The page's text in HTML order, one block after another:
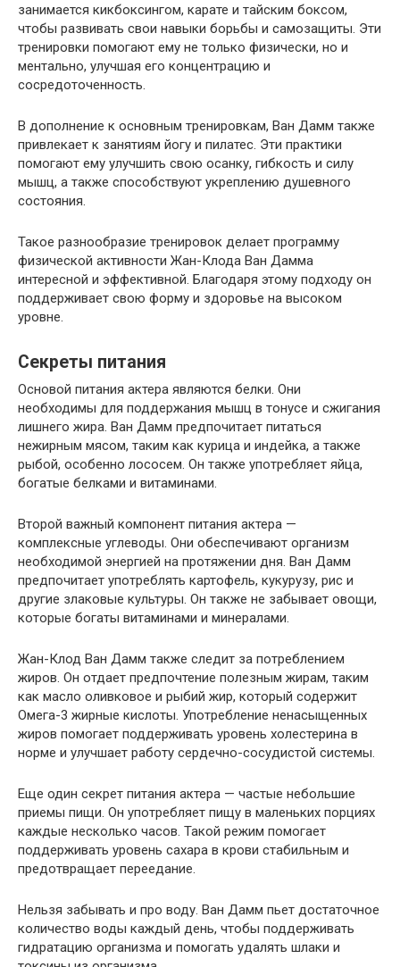
занимается кикбоксингом, карате и тайским боксом,
чтобы развивать свои навыки борьбы и самозащиты. Эти
тренировки помогают ему не только физически, но и
ментально, улучшая его концентрацию и
сосредоточенность.
В дополнение к основным тренировкам, Ван Дамм также
привлекает к занятиям йогу и пилатес. Эти практики
помогают ему улучшить свою осанку, гибкость и силу
мышц, а также способствуют укреплению душевного
состояния.
Такое разнообразие тренировок делает программу
физической активности Жан-Клода Ван Дамма
интересной и эффективной. Благодаря этому подходу он
поддерживает свою форму и здоровье на высоком
уровне.
Секреты питания
Основой питания актера являются белки. Они
необходимы для поддержания мышц в тонусе и сжигания
лишнего жира. Ван Дамм предпочитает питаться
нежирным мясом, таким как курица и индейка, а также
рыбой, особенно лососем. Он также употребляет яйца,
богатые белками и витаминами.
Второй важный компонент питания актера —
комплексные углеводы. Они обеспечивают организм
необходимой энергией на протяжении дня. Ван Дамм
предпочитает употреблять картофель, кукурузу, рис и
другие злаковые культуры. Он также не забывает овощи,
которые богаты витаминами и минералами.
Жан-Клод Ван Дамм также следит за потреблением
жиров. Он отдает предпочтение полезным жирам, таким
как масло оливковое и рыбий жир, который содержит
Омега-3 жирные кислоты. Употребление ненасыщенных
жиров помогает поддерживать уровень холестерина в
норме и улучшает работу сердечно-сосудистой системы.
Еще один секрет питания актера — частые небольшие
приемы пищи. Он употребляет пищу в маленьких порциях
каждые несколько часов. Такой режим помогает
поддерживать уровень сахара в крови стабильным и
предотвращает переедание.
Нельзя забывать и про воду. Ван Дамм пьет достаточное
количество воды каждый день, чтобы поддерживать
гидратацию организма и помогать удалять шлаки и